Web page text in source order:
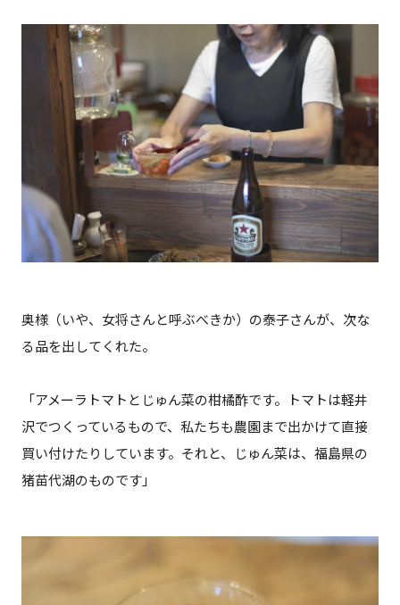
奥様（いや、女将さんと呼ぶべきか）の泰子さんが、次な
る品を出してくれた。
「アメーラトマトとじゅん菜の柑橘酢です。トマトは軽井
沢でつくっているもので、私たちも農園まで出かけて直接
買い付けたりしています。それと、じゅん菜は、福島県の
猪苗代湖のものです」